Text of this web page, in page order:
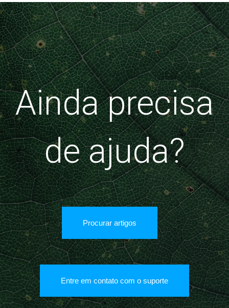
Ainda precisa
de ajuda?
Procurar artigos
Entre em contato com o suporte